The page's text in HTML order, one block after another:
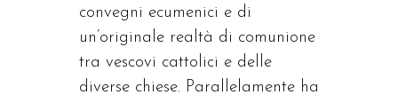
convegni ecumenici e di
un’originale realtà di comunione
tra vescovi cattolici e delle
diverse chiese. Parallelamente ha